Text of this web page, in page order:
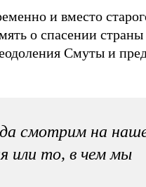
и вместо
о спасении
Смуты и
смотрим на
или то, в чем мы